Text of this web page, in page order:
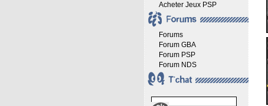
Acheter Jeux PSP
Forums
Forum GBA
Forum PSP
Forum NDS